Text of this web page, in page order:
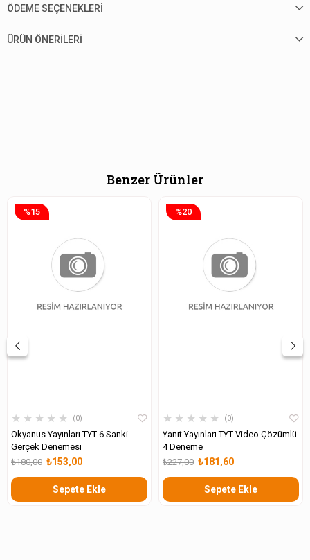
ÖDEME SEÇENEKLERI
ÜRÜN ÖNERILERI
Benzer Ürünler
★ ★ ★ ★ ★ 0
Okyanus Yayınları TYT 6 Sanki
Gerçek Denemesi
₺153,00
₺180,00
Sepete Ekle
%15
★ ★ ★ ★ ★ 0
Yanıt Yayınları TYT Video Çözümlü
4 Deneme
₺181,60
₺227,00
Sepete Ekle
%20